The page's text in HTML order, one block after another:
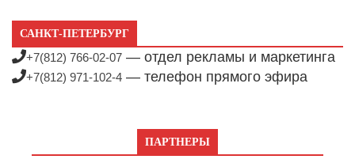
САНКТ-ПЕТЕРБУРГ
+7(812) 766-02-07 — отдел рекламы и маркетинга
+7(812) 971-102-4 — телефон прямого эфира
ПАРТНЕРЫ